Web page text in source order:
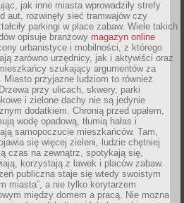
jak inne miasta wprowadziły strefy
aut, rozwinęły sieć tramwajów czy
parkingi w place zabaw. Wiele takich
opisuje branżowy magazyn online
urbanistyce i mobilności, z którego
zarówno urzędnicy, jak i aktywiści oraz
szukający argumentów za
Miasto przyjazne ludziom to również
przy ulicach, skwery, parki
i zielone dachy nie są jedynie
dodatkiem. Chronią przed upałem,
wodę opadową, tłumią hałas i
samopoczucie mieszkańców. Tam,
się więcej zieleni, ludzie chętniej
czas na zewnątrz, spotykają się,
korzystają z ławek i placów zabaw.
publiczna staje się wtedy swoistym
miasta”, a nie tylko korytarzem
między domem a pracą. Nie można